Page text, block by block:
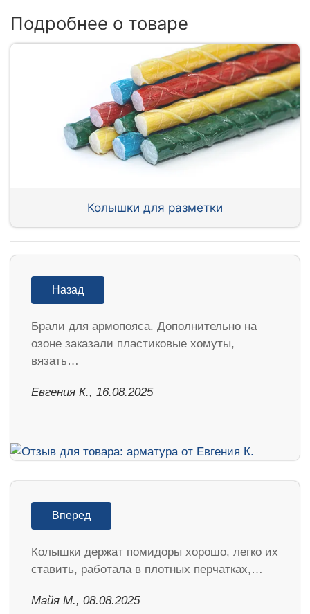
Подробнее о товаре
Колышки для разметки
Назад
Брали для армопояса. Дополнительно на
озоне заказали пластиковые хомуты,
вязать…
Евгения К., 16.08.2025
Вперед
Колышки держат помидоры хорошо, легко их
ставить, работала в плотных перчатках,…
Майя М., 08.08.2025